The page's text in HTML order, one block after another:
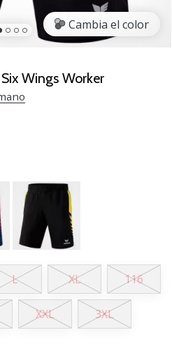
Cambia el color
Wings Worker
L XL 116
XXL 3XL